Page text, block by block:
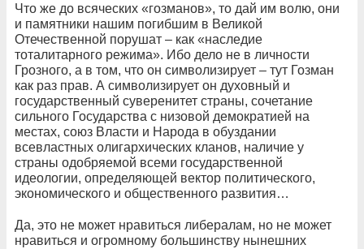
Что же до всяческих «гозманов», то дай им волю, они
и памятники нашим погибшим в Великой
Отечественной порушат – как «наследие
тоталитарного режима». Ибо дело не в личности
Грозного, а в том, что он символизирует – тут Гозман
как раз прав. А символизирует он духовный и
государственный суверенитет страны, сочетание
сильного Государства с низовой демократией на
местах, союз Власти и Народа в обуздании
всевластных олигархических кланов, наличие у
страны одобряемой всеми государственной
идеологии, определяющей вектор политического,
экономического и общественного развития…
Да, это не может нравиться либералам, но не может
нравиться и огромному большинству нынешних